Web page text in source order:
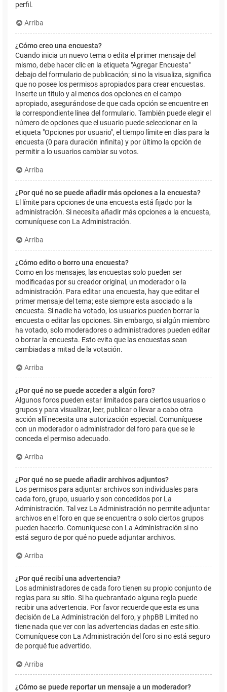
perfil.
Arriba
¿Cómo creo una encuesta?
Cuando inicia un nuevo tema o edita el primer mensaje del
mismo, debe hacer clic en la etiqueta "Agregar Encuesta"
debajo del formulario de publicación; si no la visualiza, significa
que no posee los permisos apropiados para crear encuestas.
Inserte un título y al menos dos opciones en el campo
apropiado, asegurándose de que cada opción se encuentre en
la correspondiente línea del formulario. También puede elegir el
número de opciones que el usuario puede seleccionar en la
etiqueta "Opciones por usuario", el tiempo límite en días para la
encuesta (0 para duración infinita) y por último la opción de
permitir a lo usuarios cambiar su votos.
Arriba
¿Por qué no se puede añadir más opciones a la encuesta?
El límite para opciones de una encuesta está fijado por la
administración. Si necesita añadir más opciones a la encuesta,
comuníquese con La Administración.
Arriba
¿Cómo edito o borro una encuesta?
Como en los mensajes, las encuestas solo pueden ser
modificadas por su creador original, un moderador o la
administración. Para editar una encuesta, hay que editar el
primer mensaje del tema; este siempre esta asociado a la
encuesta. Si nadie ha votado, los usuarios pueden borrar la
encuesta o editar las opciones. Sin embargo, si algún miembro
ha votado, solo moderadores o administradores pueden editar
o borrar la encuesta. Esto evita que las encuestas sean
cambiadas a mitad de la votación.
Arriba
¿Por qué no se puede acceder a algún foro?
Algunos foros pueden estar limitados para ciertos usuarios o
grupos y para visualizar, leer, publicar o llevar a cabo otra
acción allí necesita una autorización especial. Comuníquese
con un moderador o administrador del foro para que se le
conceda el permiso adecuado.
Arriba
¿Por qué no se puede añadir archivos adjuntos?
Los permisos para adjuntar archivos son individuales para
cada foro, grupo, usuario y son concedidos por La
Administración. Tal vez La Administración no permite adjuntar
archivos en el foro en que se encuentra o solo ciertos grupos
pueden hacerlo. Comuníquese con La Administración si no
está seguro de por qué no puede adjuntar archivos.
Arriba
¿Por qué recibí una advertencia?
Los administradores de cada foro tienen su propio conjunto de
reglas para su sitio. Si ha quebrantado alguna regla puede
recibir una advertencia. Por favor recuerde que esta es una
decisión de La Administración del foro, y phpBB Limited no
tiene nada que ver con las advertencias dadas en este sitio.
Comuníquese con La Administración del foro si no está seguro
de porqué fue advertido.
Arriba
¿Cómo se puede reportar un mensaje a un moderador?